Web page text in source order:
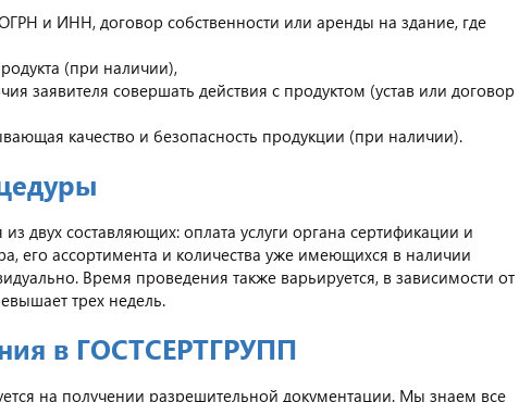
и ИНН, договор собственности или аренды на здание, где
(при наличии),
заявителя совершать действия с продуктом (устав или договор
качество и безопасность продукции (при наличии).
двух составляющих: оплата услуги органа сертификации и
его ассортимента и количества уже имеющихся в наличии
Время проведения также варьируется, в зависимости от
трех недель.
в ГОСТСЕРТГРУПП
на получении разрешительной документации. Мы знаем все